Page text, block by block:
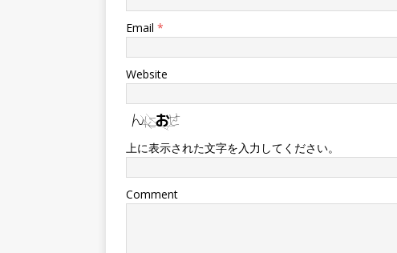
Email *
Website
上に表示された文字を入力してください。
Comment